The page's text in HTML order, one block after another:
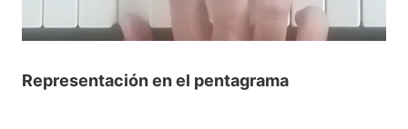
Representación en el pentagrama